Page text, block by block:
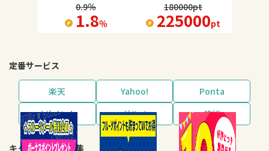
0.9％
1.8％
180000pt
225000pt
定番サービス
楽天 Yahoo!
Ponta
dポイント
グルメ 旅行
キャンペーン・特集